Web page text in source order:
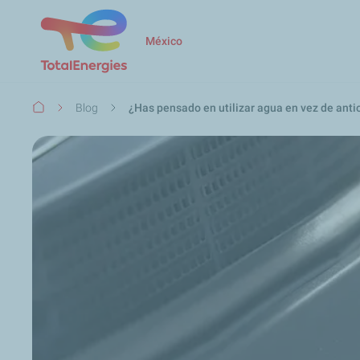
México
Ruta
navegación
Blog ¿Has pensado en utilizar agua en vez de